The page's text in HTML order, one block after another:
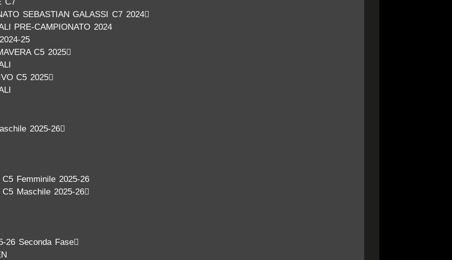
SEBASTIAN GALASSI C7 2024
PRE-CAMPIONATO 2024
25
C5 2025
C5 2025
2025-26
Femminile 2025-26
Maschile 2025-26
26 Seconda Fase